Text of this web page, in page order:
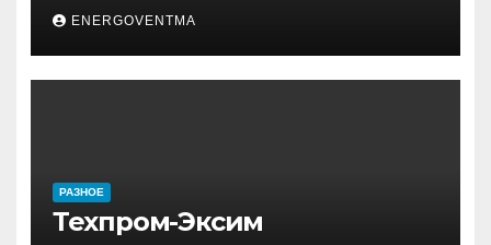
ENERGOVENTMA
РАЗНОЕ
Техпром-Эксим